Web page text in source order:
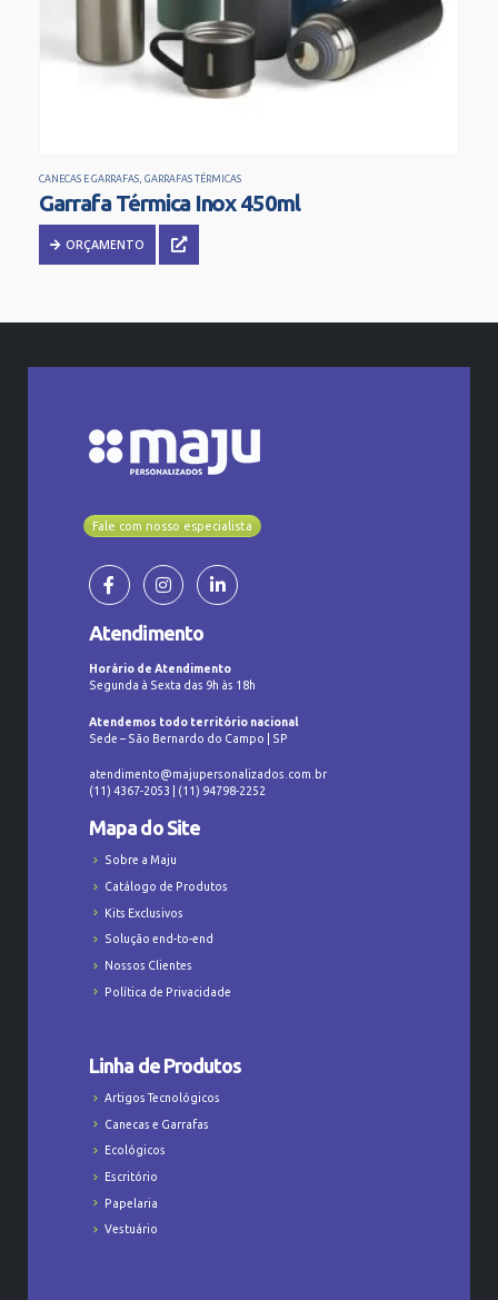
CANECAS E GARRAFAS GARRAFAS TÉRMICAS
Garrafa Térmica Inox 450ml
ORÇAMENTO
Fale com nosso especialista
Atendimento
Horário de Atendimento
Segunda à Sexta das 9h às 18h
Atendemos todo território nacional
Sede – São Bernardo do Campo | SP
atendimento@majupersonalizados.com.br
(11) 4367-2053 | (11) 94798-2252
Mapa do Site
Sobre a Maju
Catálogo de Produtos
Kits Exclusivos
Solução end-to-end
Nossos Clientes
Política de Privacidade
Linha de Produtos
Artigos Tecnológicos
Canecas e Garrafas
Ecológicos
Escritório
Papelaria
Vestuário